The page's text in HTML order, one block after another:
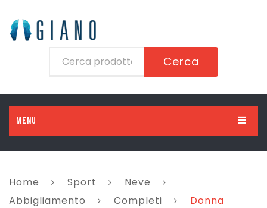
Cerca
MENU
HOME
Abbigliamento
DONNA
Home Sport
Neve
Abbigliamento
Completi Donna